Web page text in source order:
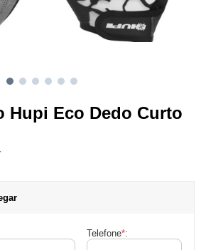
Hupi Eco Dedo Curto
Telefone*: